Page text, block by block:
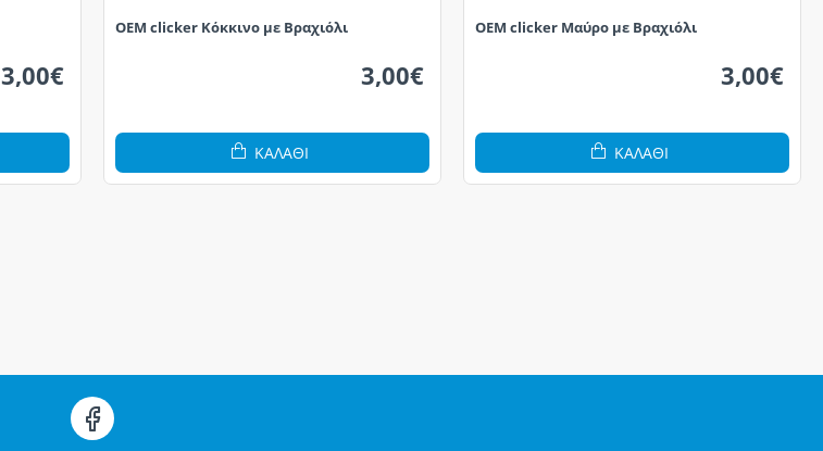
3,00€
OEM clicker Κόκκινο με Βραχιόλι
3,00€
ΚΑΛΆΘΙ
OEM clicker Μαύρο με Βραχιόλι
3,00€
ΚΑΛΆΘΙ